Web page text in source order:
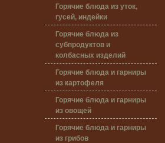
Горячие блюда из уток,
гусей, индейки
Горячие блюда из
субпродуктов и
колбасных изделий
Горячие блюда и гарниры
из картофеля
Горячие блюда и гарниры
из овощей
Горячие блюда и гарниры
из грибов